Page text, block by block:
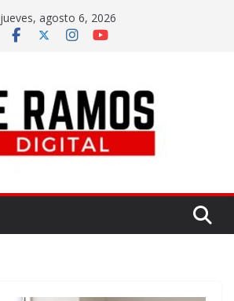
jueves, agosto 6, 2026